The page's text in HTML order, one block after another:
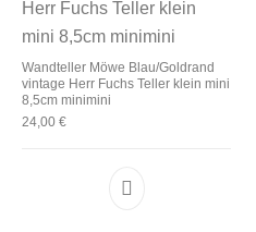
Wandteller Möwe Blau/Goldrand
vintage Herr Fuchs Teller klein mini
8,5cm minimini
24,00€